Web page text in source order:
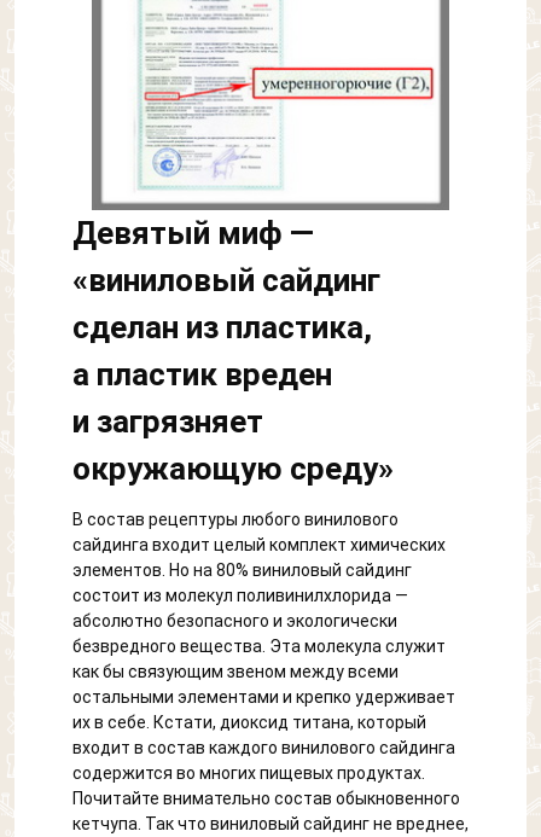
Девятый миф —
«виниловый сайдинг
сделан из пластика,
а пластик вреден
и загрязняет
окружающую среду»
В состав рецептуры любого винилового
сайдинга входит целый комплект химических
элементов. Но на 80% виниловый сайдинг
состоит из молекул поливинилхлорида —
абсолютно безопасного и экологически
безвредного вещества. Эта молекула служит
как бы связующим звеном между всеми
остальными элементами и крепко удерживает
их в себе. Кстати, диоксид титана, который
входит в состав каждого винилового сайдинга
содержится во многих пищевых продуктах.
Почитайте внимательно состав обыкновенного
кетчупа. Так что виниловый сайдинг не вреднее,